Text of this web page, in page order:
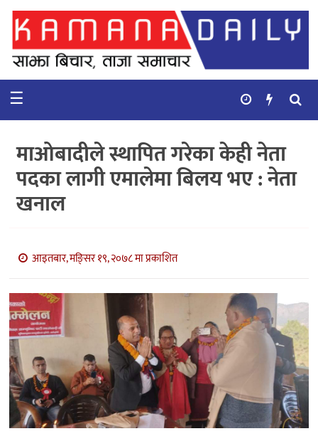
गृहपृष्ठ
समाचार
कुटनिती
कुराकानी
अर्थ
र
भिडियो
सिफारिस
☰
माओबादीले स्थापित गरेका केही नेता
पदका लागी एमालेमा बिलय भए : नेता
खनाल
आइतबार, मङि्सर १९, २०७८ मा प्रकाशित